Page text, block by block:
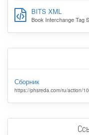
BITS XML
Book Interchange Tag
Сборник
https://phsreda.com/ru/action/